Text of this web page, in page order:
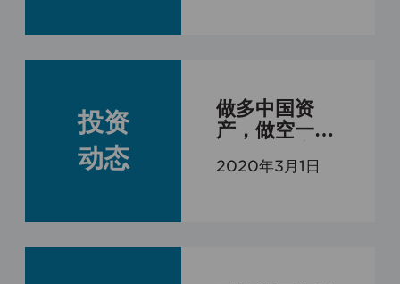
投资
动态
做多中国资
产，做空一部
是目前较好的
2020年3月1日
托计划管理办法》的规定，信托计划
于100万元人民币的自然人、法人或者
依法成立的其他组织；
2、个人或家庭金融资产总计在其认购
时超过100万元人民币，且能提供相关
3、个人收入在最近三年内每年收入超
过20万元人民币或者夫妻双方合计收